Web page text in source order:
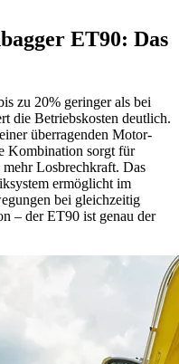
ET90: Das
zu 20% geringer als bei
die Betriebskosten deutlich.
überragenden Motor-
Kombination sorgt für
Losbrechkraft. Das
ermöglicht im
bei gleichzeitig
– der ET90 ist genau der